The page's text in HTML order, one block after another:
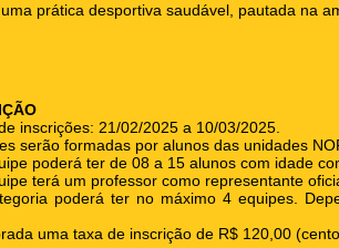
prática desportiva saudável, pautada na
inscrições: 21/02/2025 a 10/03/2025.
serão formadas por alunos das unidades
poderá ter de 08 a 15 alunos com idade
terá um professor como representante
poderá ter no máximo 4 equipes.
uma taxa de inscrição de R$ 120,00